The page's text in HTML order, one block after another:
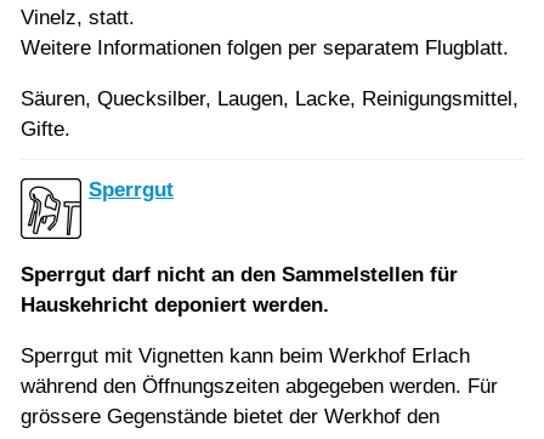
Vinelz, statt.
Weitere Informationen folgen per separatem Flugblatt.
Säuren, Quecksilber, Laugen, Lacke, Reinigungsmittel,
Gifte.
Sperrgut
Sperrgut darf nicht an den Sammelstellen für
Hauskehricht deponiert werden.
Sperrgut mit Vignetten kann beim Werkhof Erlach
während den Öffnungszeiten abgegeben werden. Für
grössere Gegenstände bietet der Werkhof den